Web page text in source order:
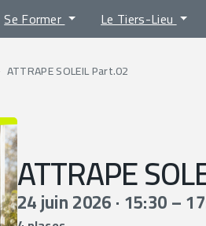
Se Former Le Tiers-Lieu
ATTRAPE SOLEIL Part.02
ATTRAPE
24 juin 2026 · 15:30 –